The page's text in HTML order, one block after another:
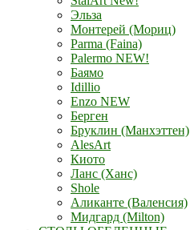
Эльза
Монтерей (Мориц)
Parma (Faina)
Palermo NEW!
Баямо
Idillio
Enzo NEW
Берген
Бруклин (Манхэттен)
AlesArt
Киото
Ланс (Ханс)
Shole
Аликанте (Валенсия)
Мидгард (Milton)